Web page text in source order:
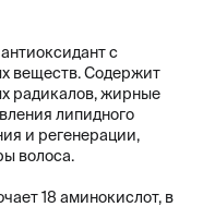
с
веществ. Содержит
радикалов, жирные
липидного
и регенерации,
волоса.
18 аминокислот, в